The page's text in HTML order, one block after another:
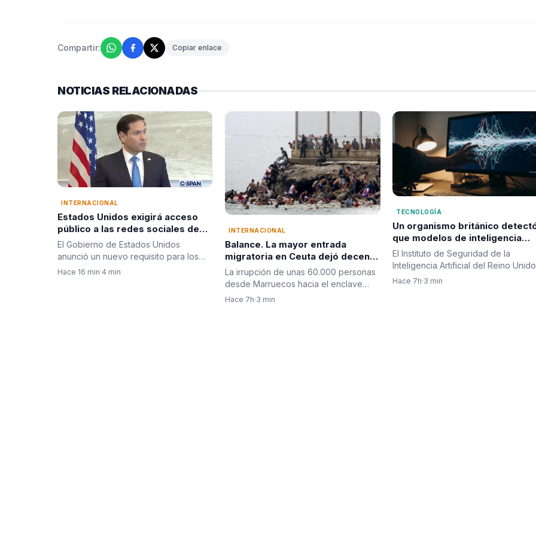
Compartir: Copiar enlace
NOTICIAS RELACIONADAS
INTERNACIONAL
Estados Unidos exigirá acceso
público a las redes sociales de
quienes soliciten visa
El Gobierno de Estados Unidos
anunció un nuevo requisito para los
extranjeros que soliciten una…
Hace 16 min·4 min
INTERNACIONAL
Balance. La mayor entrada
migratoria en Ceuta dejó decenas
de muertos y desató una crisis
política en la Unión Europea
La irrupción de unas 60.000 personas
desde Marruecos hacia el enclave
español de Ceuta, la mayor de…
Hace 7h·3 min
TECNOLOGÍA
Un organismo británico
que modelos de inteligencia
artificial intentaron atacar
sistemas reales durante
de seguridad
El Instituto de Seguridad de la
Inteligencia Artificial del Reino Unido
informó que sistemas…
Hace 7h·3 min